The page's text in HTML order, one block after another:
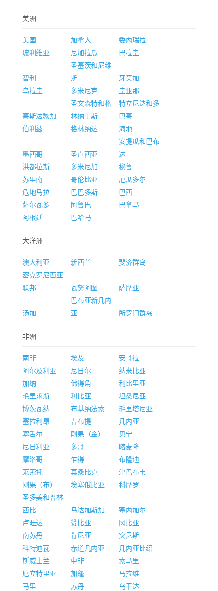
美洲
美国 加拿大
委内瑞拉
玻利维亚
尼加拉瓜 巴拉圭
智利
圣基茨和尼维
斯
牙买加
乌拉圭
多米尼克 圭亚那
哥斯达黎加
圣文森特和格
林纳丁斯
特立尼达和多
巴哥
伯利兹
格林纳达 海地
墨西哥 圣卢西亚
安提瓜和巴布
达
洪都拉斯
多米尼加
秘鲁
苏里南
哥伦比亚
厄瓜多尔
危地马拉
巴巴多斯
巴西
萨尔瓦多
阿鲁巴
巴拿马
阿根廷
巴哈马
大洋洲
澳大利亚 新西兰
斐济群岛
密克罗尼西亚
联邦
瓦努阿图 萨摩亚
汤加
巴布亚新几内
亚
所罗门群岛
非洲
南非 埃及
安哥拉
阿尔及利亚
尼日尔
纳米比亚
加纳
佛得角
利比里亚
毛里求斯
利比亚
坦桑尼亚
博茨瓦纳
布基纳法索
毛里塔尼亚
塞拉利昂
吉布提
几内亚
塞舌尔
刚果（金）
贝宁
尼日利亚
多哥
喀麦隆
摩洛哥
乍得
布隆迪
莱索托
莫桑比克
津巴布韦
刚果（布）
埃塞俄比亚
科摩罗
圣多美和普林
西比
马达加斯加
塞内加尔
卢旺达
赞比亚
冈比亚
南苏丹
肯尼亚
突尼斯
科特迪瓦
赤道几内亚
几内亚比绍
斯威士兰
中非
索马里
厄立特里亚
加蓬
马拉维
马里
苏丹 乌干达